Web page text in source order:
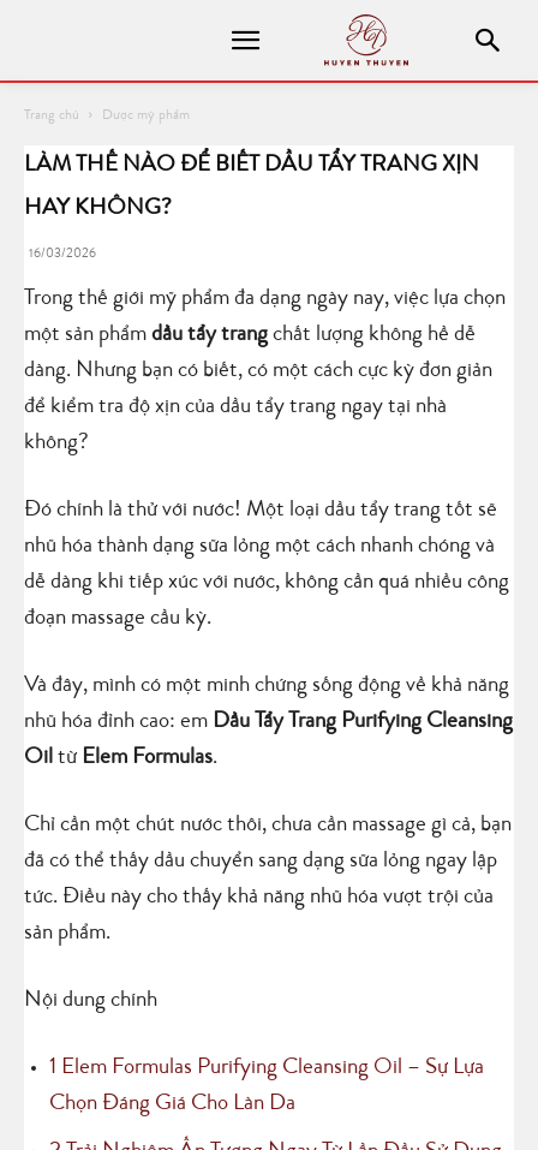
Trang chủ Dược mỹ phẩm
LÀM THẾ NÀO ĐỂ BIẾT DẦU TẨY TRANG XỊN
HAY KHÔNG?
16/03/2026
Trong thế giới mỹ phẩm đa dạng ngày nay, việc lựa chọn
một sản phẩm dầu tẩy trang chất lượng không hề dễ
dàng. Nhưng bạn có biết, có một cách cực kỳ đơn giản
để kiểm tra độ xịn của dầu tẩy trang ngay tại nhà
không?
Đó chính là thử với nước! Một loại dầu tẩy trang tốt sẽ
nhũ hóa thành dạng sữa lỏng một cách nhanh chóng và
dễ dàng khi tiếp xúc với nước, không cần quá nhiều công
đoạn massage cầu kỳ.
Và đây, mình có một minh chứng sống động về khả năng
nhũ hóa đỉnh cao: em Dầu Tẩy Trang Purifying Cleansing
Oil từ Elem Formulas.
Chỉ cần một chút nước thôi, chưa cần massage gì cả, bạn
đã có thể thấy dầu chuyển sang dạng sữa lỏng ngay lập
tức. Điều này cho thấy khả năng nhũ hóa vượt trội của
sản phẩm.
Nội dung chính
1 Elem Formulas Purifying Cleansing Oil – Sự Lựa
Chọn Đáng Giá Cho Làn Da